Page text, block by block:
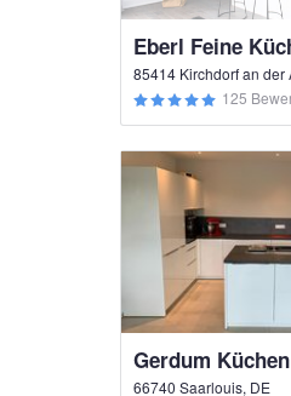
Eberl Feine
85414 Kirchdorf an der
125
Gerdum
66740 Saarlouis, DE